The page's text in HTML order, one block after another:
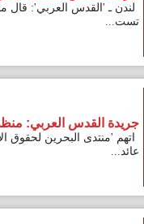
العربي': قال منتدى
العربي: منظمة حقوقية
البحرين لحقوق الإنسان'